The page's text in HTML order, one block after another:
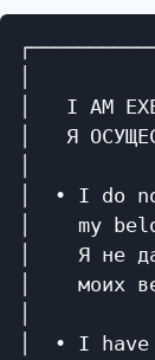
│   I AM
│   Я
│  • I do
│    my
│    Я не
│    моих
│  • I